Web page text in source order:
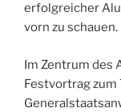
erfolgreicher
vorn zu schauen.
Im Zentrum des
Festvortrag zum